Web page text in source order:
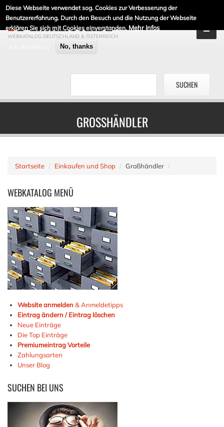
Diese Webseite verwendet sog. Cookies zur Verbesserung der
Benutzererfahrung. Durch den Besuch und die Nutzung der Webseite
erklären Sie sich mit Cookies einverstanden. Mehr Infos
No, thanks
DE-LINKLISTE.DE
WEBKATALOG DEUTSCHLAND & ÖSTERREICH
GROSSHÄNDLER
Startseite Einkaufen und Shop Großhändler
WEBKATALOG MENÜ
Website anmelden& Anmeldetipps
Eintrag ändern / Eintrag löschen
Neue Einträge
Die Top Einträge
Premiumeintrag Vorteile
Zahlungsarten
Unser Blog
SUCHEN BEI UNS